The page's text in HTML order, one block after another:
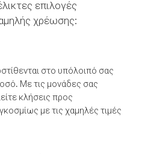
επιλογές
χρέωσης:
στο υπόλοιπό σας
Με τις μονάδες σας
κλήσεις προς
με τις χαμηλές τιμές